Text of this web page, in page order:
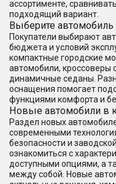
ассортименте,
подходящий вариант.
Выберите
Покупатели выбирают
бюджета и условий
компактные городские
автомобили, кроссоверы
динамичные седаны.
оснащения помогает
функциями комфорта и
Новые автомобили в
Раздел новых
современными
безопасности и
ознакомиться с
доступными опциями, а
между собой. Новые